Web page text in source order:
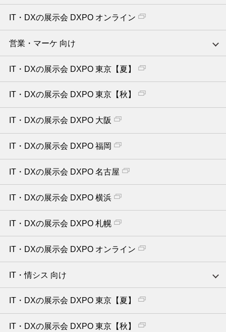
IT・DXの展示会 DXPO オンライン
営業・マーケ 向け
IT・DXの展示会 DXPO 東京【夏】
IT・DXの展示会 DXPO 東京【秋】
IT・DXの展示会 DXPO 大阪
IT・DXの展示会 DXPO 福岡
IT・DXの展示会 DXPO 名古屋
IT・DXの展示会 DXPO 横浜
IT・DXの展示会 DXPO 札幌
IT・DXの展示会 DXPO オンライン
IT・情シス 向け
IT・DXの展示会 DXPO 東京【夏】
IT・DXの展示会 DXPO 東京【秋】